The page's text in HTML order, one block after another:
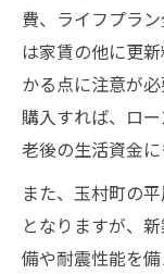
費、ライフプラ
は家賃の他に更
かる点に注意が
購入すれば、ロ
老後の生活資金に
また、玉村町の
となりますが、
備や耐震性能を